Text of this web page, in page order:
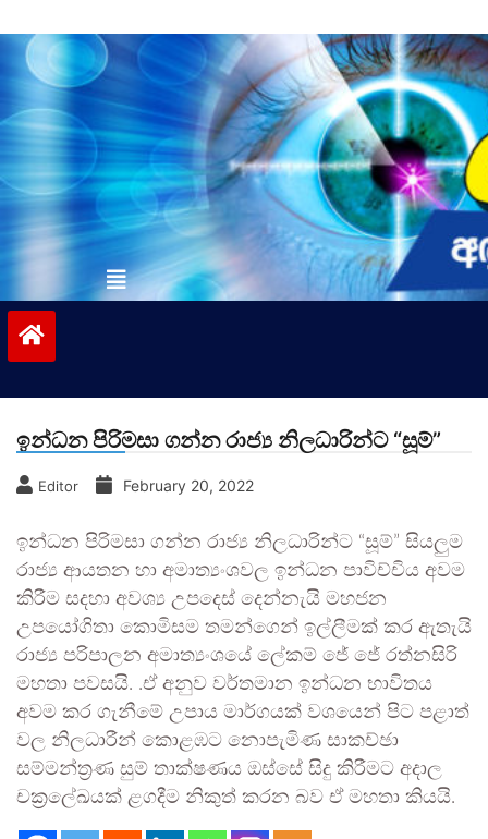
to
contentvinivida.lk
ඉන්ධන පිරිමසා ගන්න රාජ්‍ය නිලධාරින්ට “සූම්”
Editor February 20, 2022
ඉන්ධන පිරිමසා ගන්න රාජ්‍ය නිලධාරින්ට “සූම්” සියලුම
රාජ්‍ය ආයතන හා අමාත්‍යංශවල ඉන්ධන පාවිච්චිය අවම
කිරීම සදහා අවශ්‍ය උපදෙස් දෙන්නැයි මහජන
උපයෝගිතා කොමිසම තමන්ගෙන් ඉල්ලීමක් කර ඇතැයි
රාජ්‍ය පරිපාලන අමාත්‍යංශයේ ලේකම් ජේ ජේ රත්නසිරි
මහතා පවසයි. .ඒ අනුව වර්තමාන ඉන්ධන භාවිතය
අවම කර ගැනීමේ උපාය මාර්ගයක් වශයෙන් පිට පළාත්
වල නිලධාරීන් කොළඹට නොපැමිණ සාකච්ඡා
සම්මන්ත්‍රණ සුම් තාක්ෂණය ඔස්සේ සිදු කිරීමට අදාල
චක්‍රලේඛයක් ළගදීම නිකුත් කරන බව ඒ මහතා කියයි.